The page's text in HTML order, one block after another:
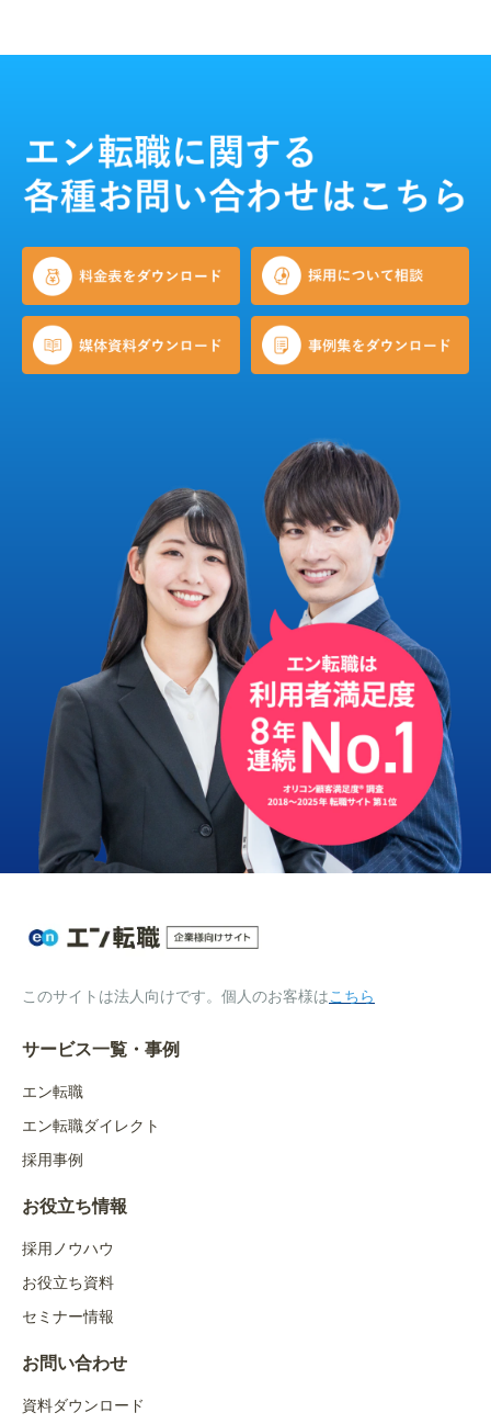
このサイトは法人向けです。個人のお客様はこちら
サービス一覧・事例
エン転職
エン転職ダイレクト
採用事例
お役立ち情報
採用ノウハウ
お役立ち資料
セミナー情報
お問い合わせ
資料ダウンロード